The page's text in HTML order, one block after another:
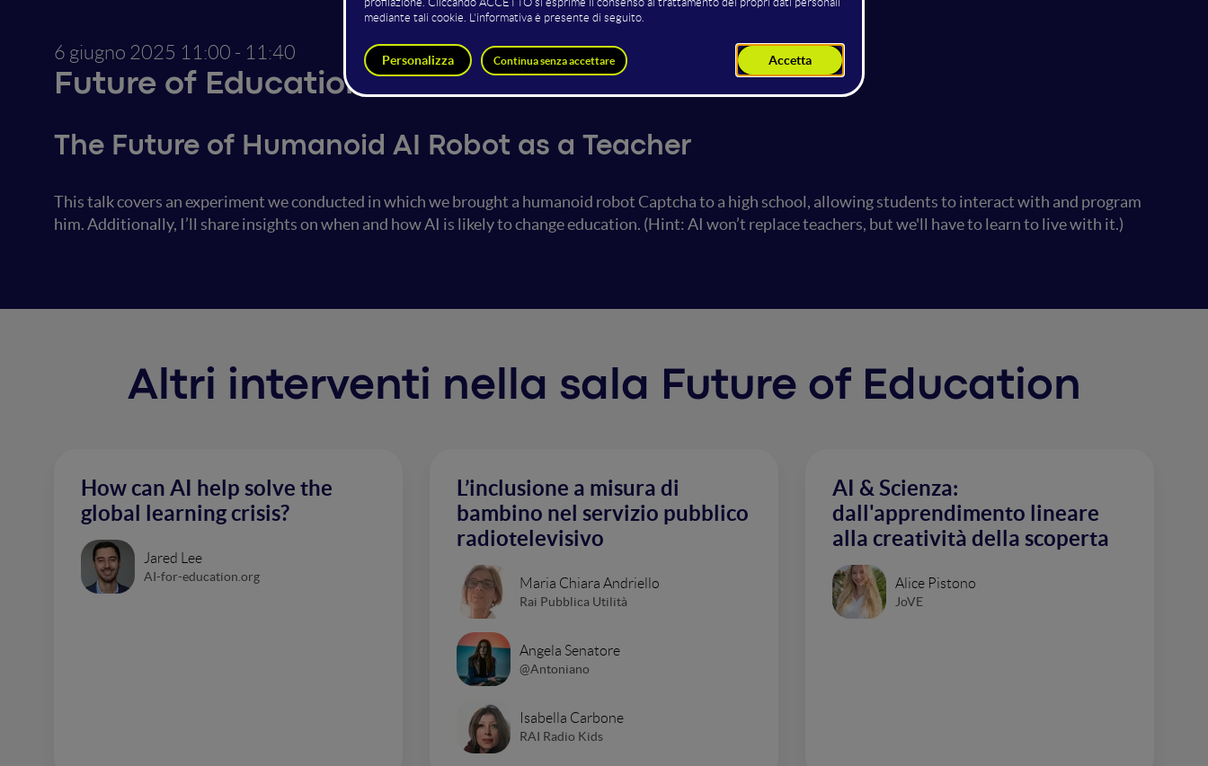
6 giugno 2025 11:00 - 11:40
Future of Education
The Future of Humanoid AI Robot as a Teacher
This talk covers an experiment we conducted in which we brought a humanoid robot Captcha to a high school, allowing students to interact with and program
him. Additionally, I’ll share insights on when and how AI is likely to change education. (Hint: AI won’t replace teachers, but we'll have to learn to live with it.)
Altri interventi nella sala Future of Education
How can AI help solve the
global learning crisis?
Jared Lee
AI-for-education.org
L’inclusione a misura di
bambino nel servizio pubblico
radiotelevisivo
Maria Chiara Andriello
Rai Pubblica Utilità
Angela Senatore
@Antoniano
Isabella Carbone
RAI Radio Kids
AI & Scienza:
dall'apprendimento lineare
alla creatività della scoperta
Alice Pistono
JoVE